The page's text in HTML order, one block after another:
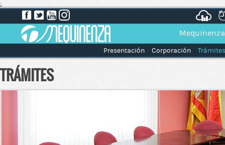
;
Mequinenza
Presentación Corporación Trámites
TRÁMITES